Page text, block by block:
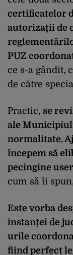
certificatelor
autorizații de
PUZ
ce s-a gândit,
de către
Practic, se
ale
normalitate.
începem să
pecingine
cum să îi
Este vorba
instanței de
urile
fiind perfect